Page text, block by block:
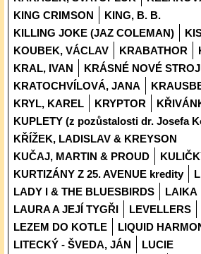
KING CRIMSON
KING, B. B.
KILLING JOKE (JAZ COLEMAN)
KOUBEK, VÁCLAV
KRABATHOR
KRAL, IVAN
KRÁSNÉ NOVÉ
KRATOCHVÍLOVÁ, JANA
KRYL, KAREL
KRYPTOR
KUPLETY (z pozůstalosti dr. Josefa
KŘÍŽEK, LADISLAV & KREYSON
KUČAJ, MARTIN & PROUD
KURTIZÁNY Z 25. AVENUE kredity
LADY I & THE BLUESBIRDS
LAIKA
LAURA A JEJÍ TYGŘI
LEVELLERS
LEZEM DO KOTLE
LIQUID
LITECKÝ - ŠVEDA, JÁN
LUCIE